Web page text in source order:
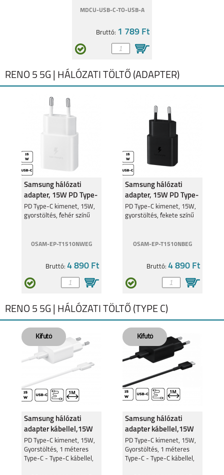
MDCU-USB-C-TO-USB-A
Bruttó: 1 789 Ft
RENO 5 5G | HÁLÓZATI TÖLTŐ (ADAPTER)
Samsung hálózati
adapter, 15W PD Type-
C, Fehér
PD Type-C kimenet, 15W,
gyorstöltés, fehér színű
OSAM-EP-T1510NWEG
Bruttó: 4 890 Ft
Samsung hálózati
adapter, 15W PD Type-
C, Fekete
PD Type-C kimenet, 15W,
gyorstöltés, fekete színű
OSAM-EP-T1510NBEG
Bruttó:4 890 Ft
RENO 5 5G | HÁLÓZATI TÖLTŐ (TYPE C)
Samsung hálózati
adapter kábellel,15W
PD Type-C kimenet, 15W,
Gyorstöltés, 1 méteres
Type-C - Type-C kábellel,
Samsung hálózati
adapter kábellel,15W
Fekete
PD Type-C kimenet, 15W,
Gyorstöltés, 1 méteres
Type-C - Type-C kábellel,